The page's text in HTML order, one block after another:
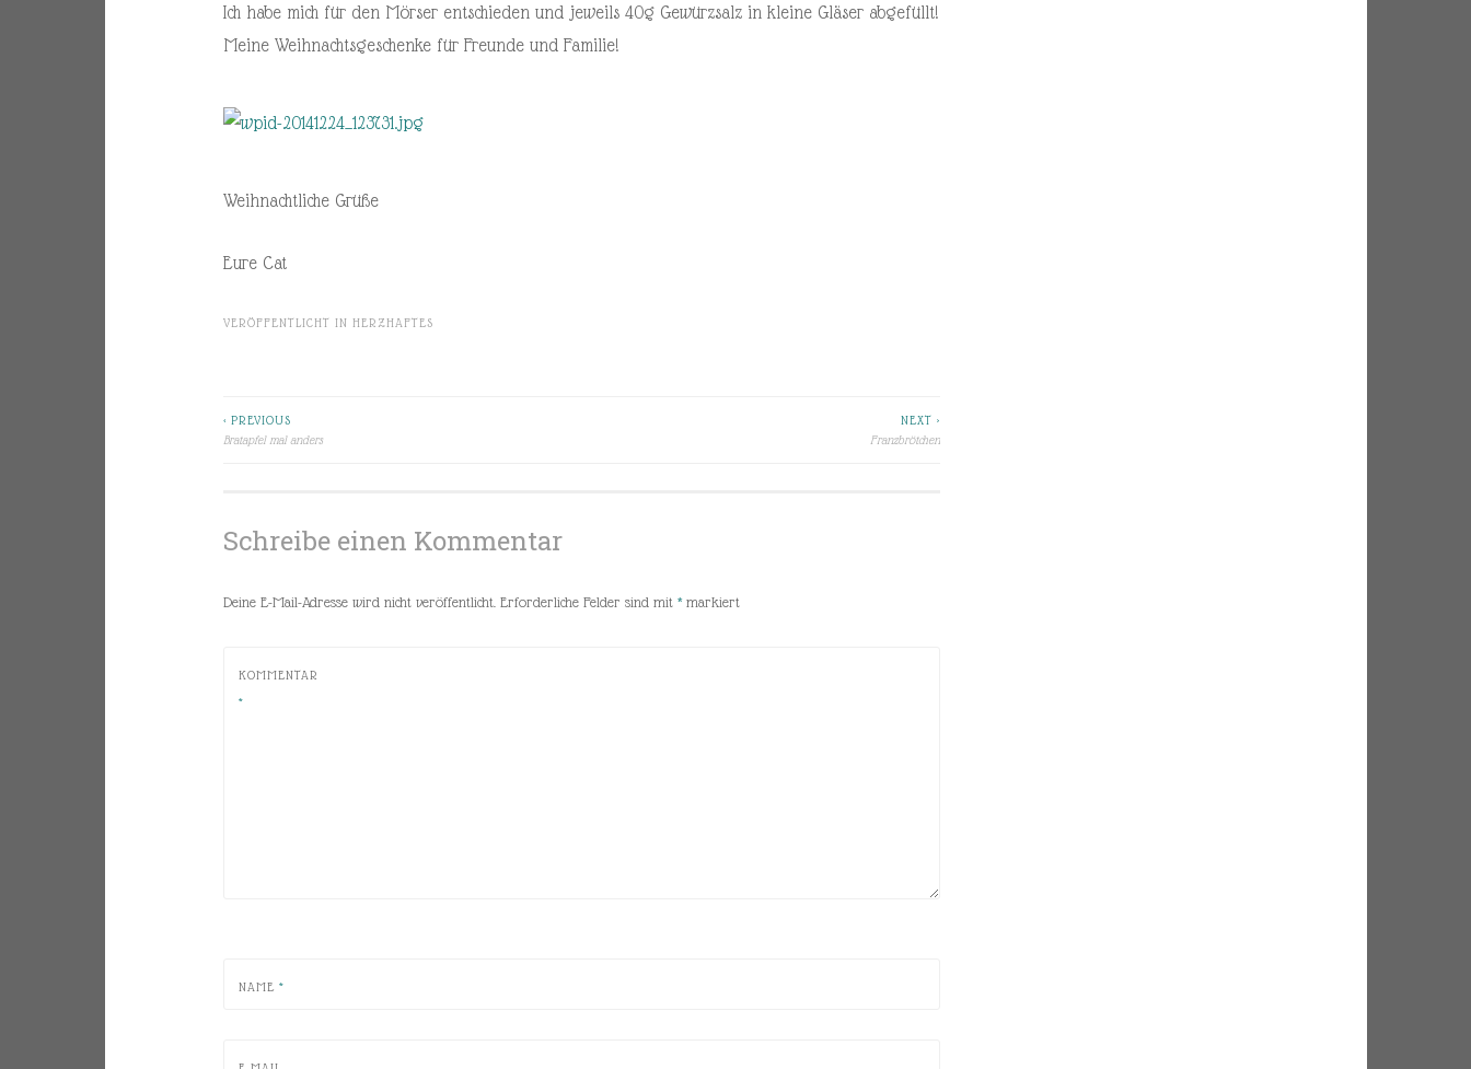
Ich habe mich für den Mörser entschieden und jeweils 40g Gewürzsalz in kleine Gläser abgefüllt!
Meine Weihnachtsgeschenke für Freunde und Familie!
Weihnachtliche Grüße
Eure Cat
VERÖFFENTLICHT IN HERZHAFTES
Beitragsnavigation
< PREVIOUS
Bratapfel mal anders
NEXT >
Franzbrötchen
Schreibe einen Kommentar
Deine E-Mail-Adresse wird nicht veröffentlicht. Erforderliche Felder sind mit *markiert
KOMMENTAR
*
NAME *